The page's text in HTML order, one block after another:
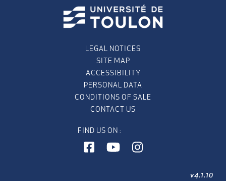
LEGAL NOTICES
SITE MAP
ACCESSIBILITY
PERSONAL DATA
CONDITIONS OF SALE
CONTACT US
FIND US ON :
v4.1.10